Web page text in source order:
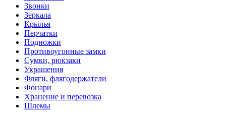
Звонки
Зеркала
Крылья
Перчатки
Подножки
Противоугонные замки
Сумки, рюкзаки
Украшения
Фляги, флягодержатели
Фонари
Хранение и перевозка
Шлемы